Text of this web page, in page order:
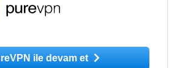
ile devam et